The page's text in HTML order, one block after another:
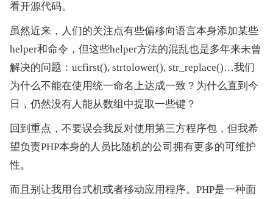
看开源代码。
虽然近来，人们的关注点有些偏移向语言本身添加某些
helper和命令，但这些helper方法的混乱也是多年来未曾
解决的问题：ucfirst(), strtolower(), str_replace()…我们
为什么不能在使用统一命名上达成一致？为什么直到今
日，仍然没有人能从数组中提取一些键？
回到重点，不要误会我反对使用第三方程序包，但我希
望负责PHP本身的人员比随机的公司拥有更多的可维护
性。
而且别让我用台式机或者移动应用程序。PHP是一种面